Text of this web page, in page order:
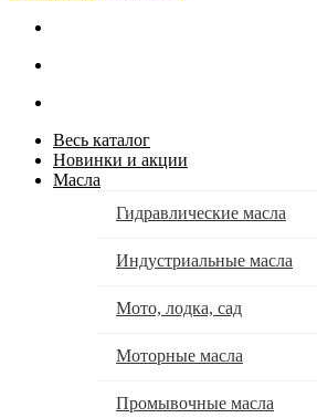
Весь каталог
Новинки и акции
Масла
Гидравлические масла
Индустриальные масла
Мото, лодка, сад
Моторные масла
Промывочные масла